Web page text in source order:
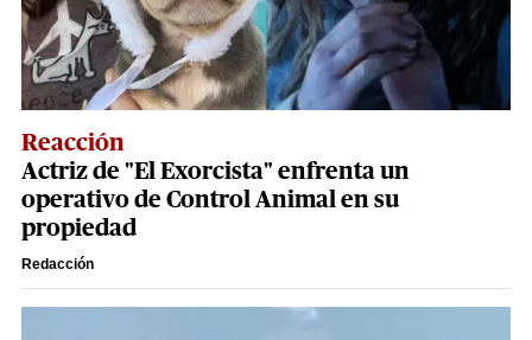
Reacción
Actriz de "El Exorcista" enfrenta un
operativo de Control Animal en su
propiedad
Redacción